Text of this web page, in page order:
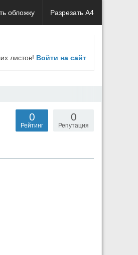
обложку Разрезать А4
листов! Войти на сайт
0
Репутация
0
Рейтинг